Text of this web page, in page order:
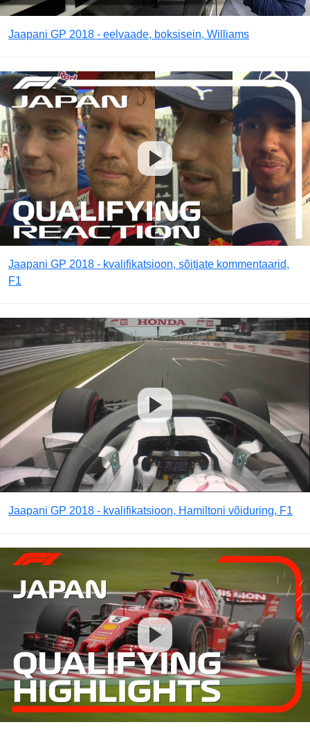
Jaapani GP 2018 - eelvaade, boksisein, Williams
Jaapani GP 2018 - kvalifikatsioon, sõitjate kommentaarid,
F1
Jaapani GP 2018 - kvalifikatsioon, Hamiltoni võiduring, F1